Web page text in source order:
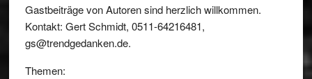
Gastbeiträge von Autoren sind herzlich willkommen.
Kontakt: Gert Schmidt, 0511-64216481,
gs@trendgedanken.de.
Themen: